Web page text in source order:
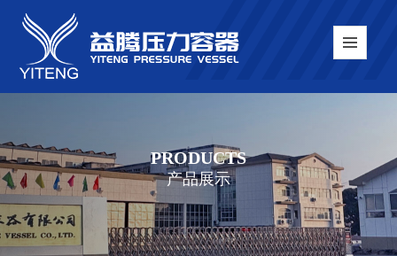
PRODUCTS
产品展示